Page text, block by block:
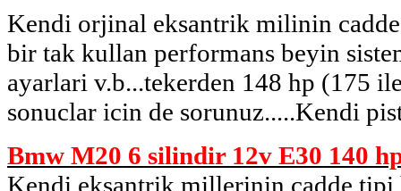
Kendi orjinal eksantrik milinin
bir tak kullan performans beyin
ayarlari v.b...tekerden 148 hp (175
sonuclar icin de sorunuz.....Kendi
Bmw M20 6 silindir 12v E30 140
Kendi eksantrik millerinin cadde